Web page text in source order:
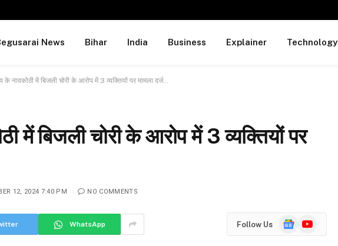
News Bihar India Business Explainer Technology
के नावकोठी में बिजली चोरी के आरोप में 3 व्यक्तियों पर मामला दर्ज…
में बिजली चोरी के आरोप में 3 व्यक्तियों पर
12, 2024 7:40 PM NO COMMENTS
WhatsApp Follow Us
GoogleYouTube